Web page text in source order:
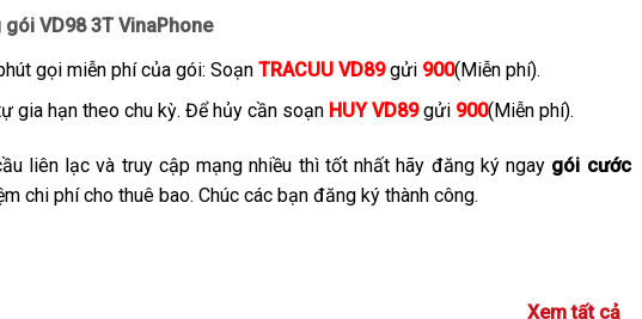
VD98 3T VinaPhone
gọi miễn phí của gói: Soạn TRACUU VD89gửi 900(Miễn phí).
gia hạn theo chu kỳ. Để hủy cần soạn HUY VD89gửi 900(Miễn phí).
liên lạc và truy cập mạng nhiều thì tốt nhất hãy đăng ký ngay gói cước
chi phí cho thuê bao. Chúc các bạn đăng ký thành công.
Xem tất cả